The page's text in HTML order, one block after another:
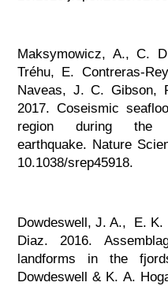
Maksymowicz, A., C.
Tréhu, E. Contreras-
Naveas, J. C. Gibson,
2017. Coseismic
region during the
earthquake. Nature
10.1038/srep45918.
Dowdeswell, J. A., E. K.
Diaz. 2016.
landforms in the
Dowdeswell & K. A.